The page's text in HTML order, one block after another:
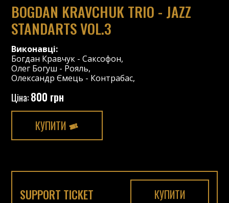
BOGDAN KRAVCHUK TRIO - JAZZ
STANDARTS VOL.3
Виконавці:
Богдан Кравчук -Саксофон,
Олег Богуш - Рояль,
Олександр Ємець - Контрабас,
Ціна:800 грн
КУПИТИ
SUPPORT TICKET КУПИТИ